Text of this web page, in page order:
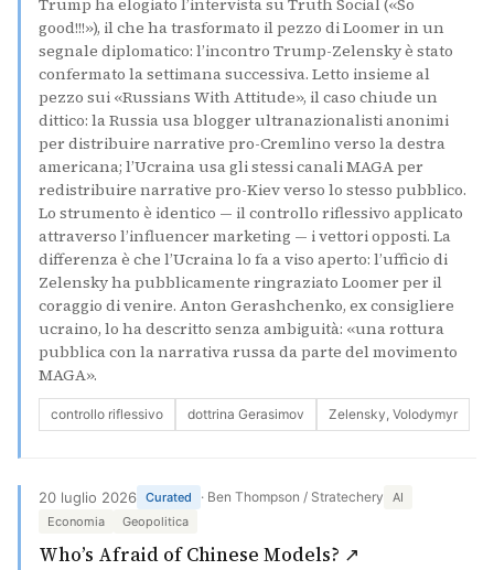
Trump ha elogiato l’intervista su Truth Social («So
good!!!»), il che ha trasformato il pezzo di Loomer in un
segnale diplomatico: l’incontro Trump-Zelensky è stato
confermato la settimana successiva. Letto insieme al
pezzo sui «Russians With Attitude», il caso chiude un
dittico: la Russia usa blogger ultranazionalisti anonimi
per distribuire narrative pro-Cremlino verso la destra
americana; l’Ucraina usa gli stessi canali MAGA per
redistribuire narrative pro-Kiev verso lo stesso pubblico.
Lo strumento è identico — il controllo riflessivo applicato
attraverso l’influencer marketing — i vettori opposti. La
differenza è che l’Ucraina lo fa a viso aperto: l’ufficio di
Zelensky ha pubblicamente ringraziato Loomer per il
coraggio di venire. Anton Gerashchenko, ex consigliere
ucraino, lo ha descritto senza ambiguità: «una rottura
pubblica con la narrativa russa da parte del movimento
MAGA».
controllo riflessivo dottrina Gerasimov Zelensky, Volodymyr
20 luglio 2026 Curated · Ben Thompson / Stratechery
AI
Economia
Geopolitica
Who’s Afraid of Chinese Models? ↗